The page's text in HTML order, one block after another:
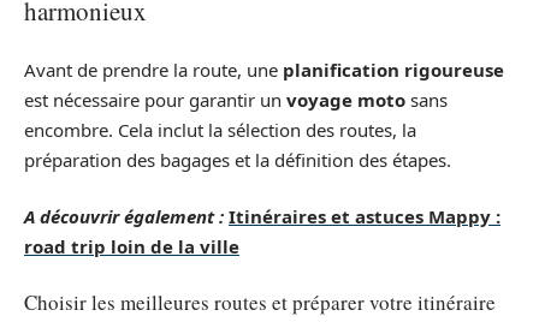
harmonieux
Avant de prendre la route, une planification rigoureuse
est nécessaire pour garantir un voyage moto sans
encombre. Cela inclut la sélection des routes, la
préparation des bagages et la définition des étapes.
A découvrir également : Itinéraires et astuces Mappy :
road trip loin de la ville
Choisir les meilleures routes et préparer votre itinéraire